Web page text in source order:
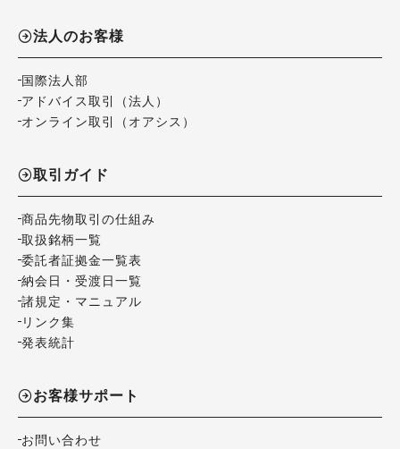
法人のお客様
国際法人部
アドバイス取引（法人）
オンライン取引（オアシス）
取引ガイド
商品先物取引の仕組み
取扱銘柄一覧
委託者証拠金一覧表
納会日・受渡日一覧
諸規定・マニュアル
リンク集
発表統計
お客様サポート
お問い合わせ